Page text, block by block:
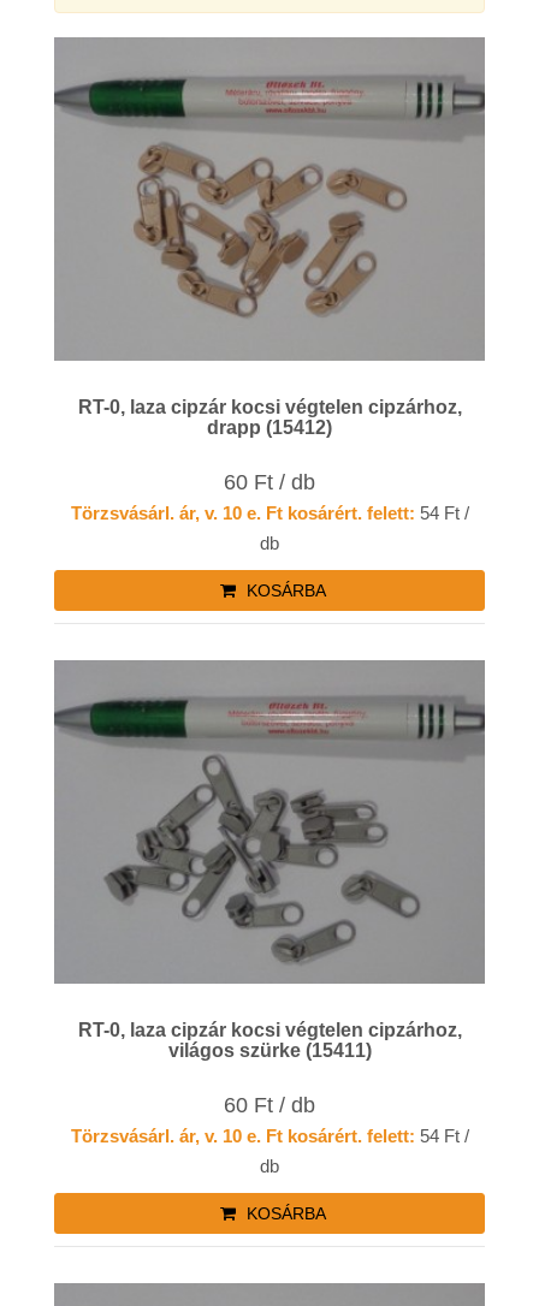
RT-0, laza cipzár kocsi végtelen cipzárhoz,
drapp (15412)
60 Ft / db
Törzsvásárl. ár, v. 10 e. Ft kosárért. felett: 54 Ft /
db
KOSÁRBA
RT-0, laza cipzár kocsi végtelen cipzárhoz,
világos szürke (15411)
60 Ft / db
Törzsvásárl. ár, v. 10 e. Ft kosárért. felett: 54 Ft /
db
KOSÁRBA